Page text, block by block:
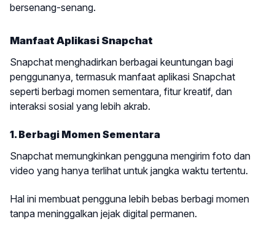
bersenang-senang.
Manfaat Aplikasi Snapchat
Snapchat menghadirkan berbagai keuntungan bagi
penggunanya, termasuk manfaat aplikasi Snapchat
seperti berbagi momen sementara, fitur kreatif, dan
interaksi sosial yang lebih akrab.
1. Berbagi Momen Sementara
Snapchat memungkinkan pengguna mengirim foto dan
video yang hanya terlihat untuk jangka waktu tertentu.
Hal ini membuat pengguna lebih bebas berbagi momen
tanpa meninggalkan jejak digital permanen.